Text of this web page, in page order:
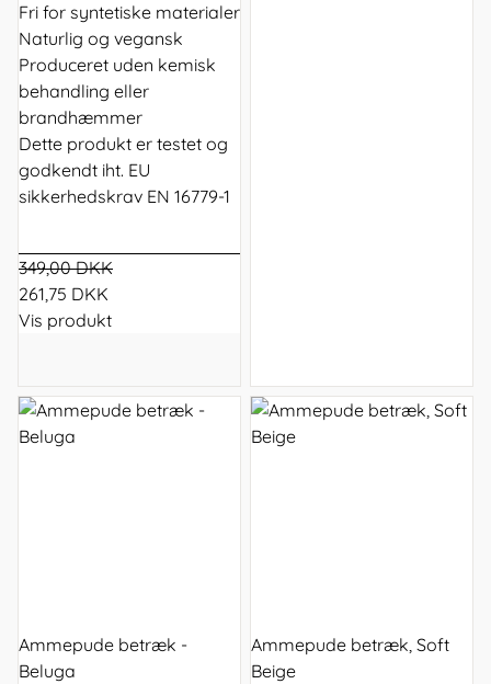
Fri for syntetiske materialer
Naturlig og vegansk
Produceret uden kemisk
behandling eller
brandhæmmer
Dette produkt er testet og
godkendt iht. EU
sikkerhedskrav EN 16779-1
349,00 DKK
261,75 DKK
Vis produkt
Ammepude betræk -
Beluga
Ammepude betræk, Soft
Beige